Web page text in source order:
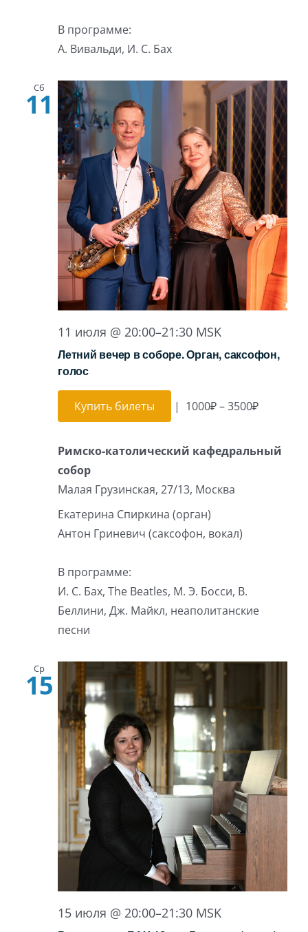
В программе:
А. Вивальди, И. С. Бах
Сб
11
11 июля @ 20:00–21:30 MSK
Летний вечер в соборе. Орган, саксофон,
голос
Купить билеты | 1000₽ – 3500₽
Римско-католический кафедральный
собор
Малая Грузинская, 27/13, Москва
Екатерина Спиркина (орган)
Антон Гриневич (саксофон, вокал)
В программе:
И. С. Бах, The Beatles, М. Э. Босси, В.
Беллини, Дж. Майкл, неаполитанские
песни
Ср
15
15 июля @ 20:00–21:30 MSK